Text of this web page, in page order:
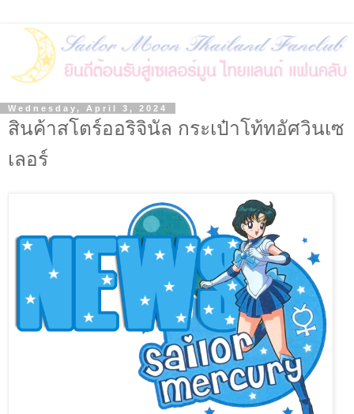
Wednesday, April 3, 2024
สินค้าสโตร์ออริจินัล กระเป๋าโท้ทอัศวินเซ
เลอร์